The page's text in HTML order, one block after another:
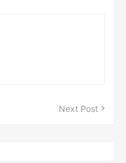
Next Post